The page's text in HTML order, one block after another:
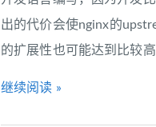
出的代价会使nginx的
的扩展性也可能达到比较
继续阅读 »